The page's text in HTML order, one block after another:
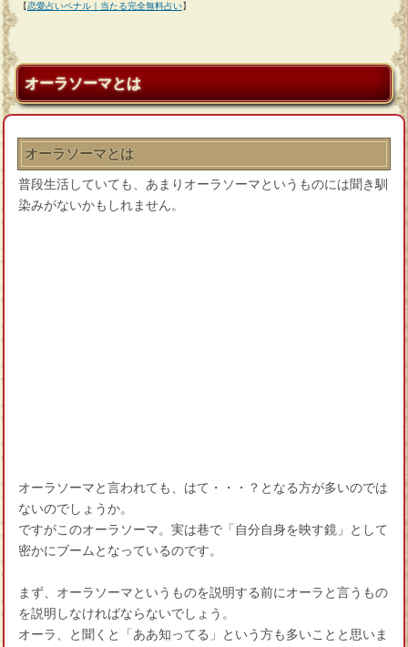
【恋愛占いペナル｜当たる完全無料占い】
オーラソーマとは
オーラソーマとは
普段生活していても、あまりオーラソーマというものには聞き馴
染みがないかもしれません。
オーラソーマと言われても、はて・・・？となる方が多いのでは
ないのでしょうか。
ですがこのオーラソーマ。実は巷で「自分自身を映す鏡」として
密かにブームとなっているのです。
まず、オーラソーマというものを説明する前にオーラと言うもの
を説明しなければならないでしょう。
オーラ、と聞くと「ああ知ってる」という方も多いことと思いま